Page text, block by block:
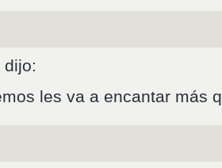
dijo:
les va a encantar más